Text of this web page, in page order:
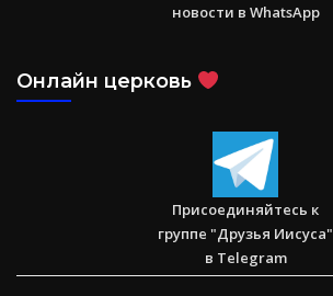
новости в WhatsApp
Онлайн церковь
Присоединяйтесь к
группе "Друзья Иисуса"
в Telegram